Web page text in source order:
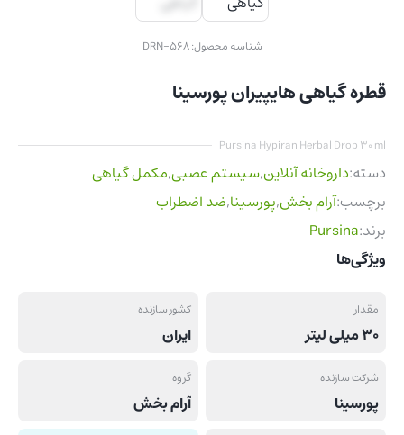
شناسه محصول:DRN-568
قطره گیاهی هایپیران پورسینا
Pursina Hypiran Herbal Drop 30 ml
دسته:داروخانه آنلاین,سیستم عصبی,مکمل گیاهی
برچسب:آرام بخش,پورسینا,ضد اضطراب
برند:Pursina
ویژگی‌ها
مقدار
30 میلی لیتر
کشور سازنده
ایران
شرکت سازنده
پورسینا
گروه
آرام بخش